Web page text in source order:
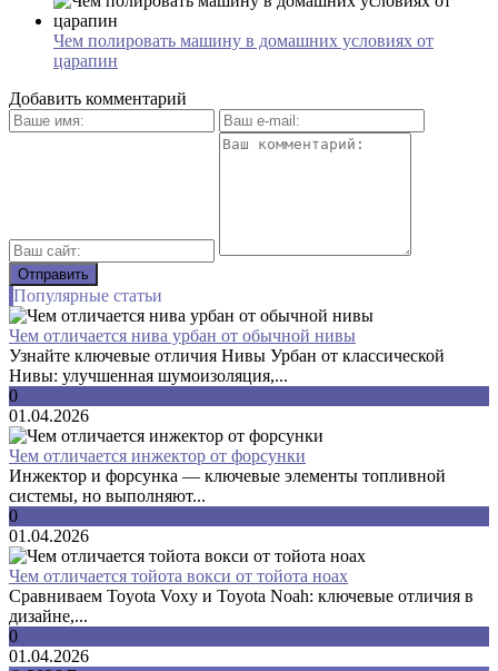
Чем полировать машину в домашних условиях от
царапин
Добавить комментарий
Популярные статьи
Чем отличается нива урбан от обычной нивы
Узнайте ключевые отличия Нивы Урбан от классической
Нивы: улучшенная шумоизоляция,...
0
01.04.2026
Чем отличается инжектор от форсунки
Инжектор и форсунка — ключевые элементы топливной
системы, но выполняют...
0
01.04.2026
Чем отличается тойота вокси от тойота ноах
Сравниваем Toyota Voxy и Toyota Noah: ключевые отличия в
дизайне,...
0
01.04.2026